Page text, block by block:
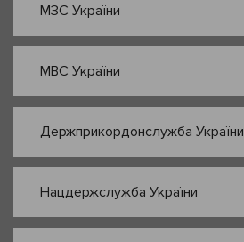
МЗС України
МВС України
Держприкордонслужба України
Нацдержслужба України